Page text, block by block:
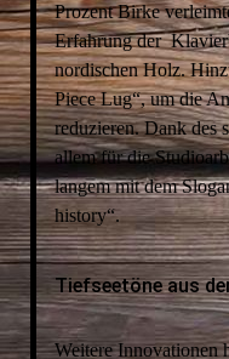
Prozent Birke
Erfahrung der
nordischen Holz.
Piece Lug“, um die
reduzieren. Dank des
allem für die
langem mit dem
history“.
Tiefseetöne aus
Weitere Innovationen